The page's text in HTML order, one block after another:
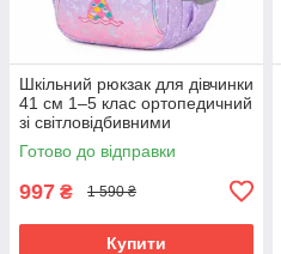
Шкільний рюкзак для дівчинки
41 см 1–5 клас ортопедичний
зі світловідбивними
елементами Бузковий
(61142)
Готово до відправки
997 ₴ 1 590 ₴
Купити